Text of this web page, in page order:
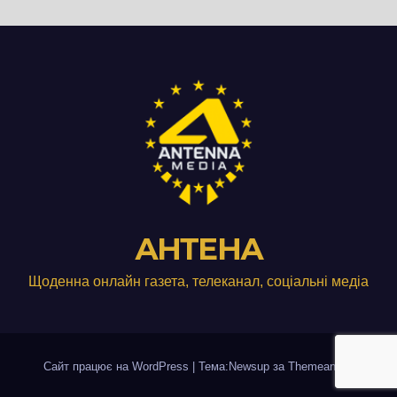
АНТЕНА
Щоденна онлайн газета, телеканал, соціальні медіа
Сайт працює на WordPress Тема:Newsup за Themeansar